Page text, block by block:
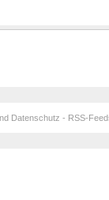
Datenschutz - RSS-